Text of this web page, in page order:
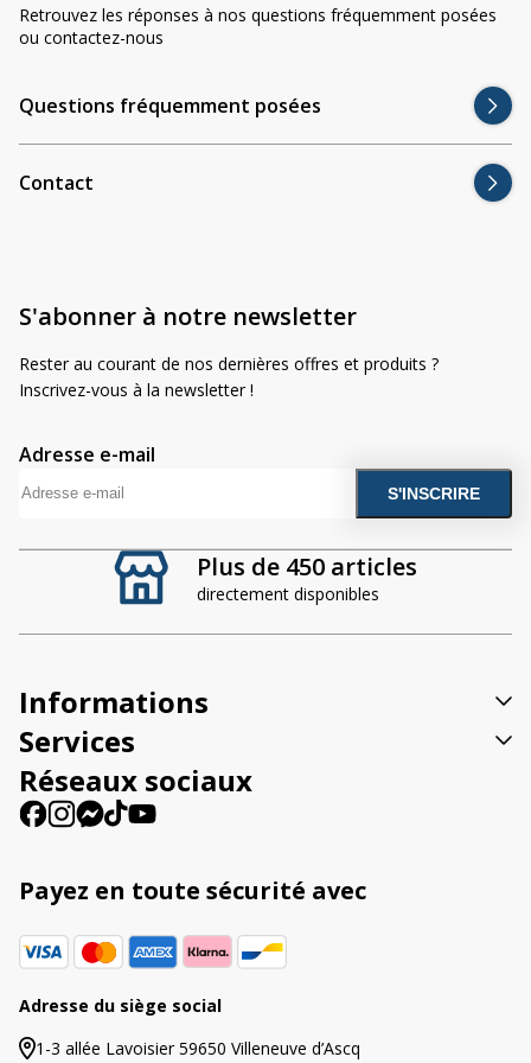
Divers
Blog AgriproLED.fr
09 70 24 66 76
+33 6 02 07 35 61
Divers
Plus de 450 articles
directement disponibles
Retrouvez les réponses à nos questions fréquemment posées
ou contactez-nous
Questions fréquemment posées
Contact
S'abonner à notre newsletter
Rester au courant de nos dernières offres et produits ?
Inscrivez-vous à la newsletter !
Adresse e-mail
A
t
i
e
:
Informations
Services
Réseaux sociaux
Payez en toute sécurité avec
Adresse du siège social
1-3 allée Lavoisier 59650 Villeneuve d’Ascq